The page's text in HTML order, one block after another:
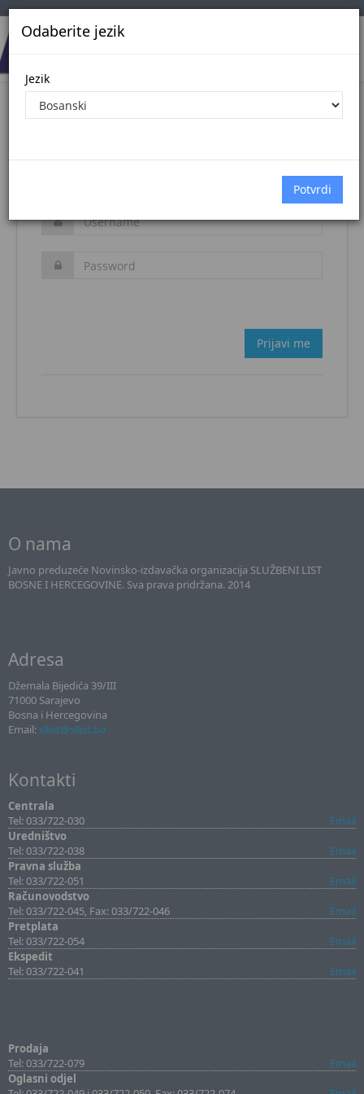
Odaberite jezik
Jezik
Login
Prijavi me
O nama
Javno preduzeće Novinsko-izdavačka organizacija SLUŽBENI LIST
BOSNE I HERCEGOVINE. Sva prava pridržana. 2014
Adresa
Džemala Bijedića 39/III
71000 Sarajevo
Bosna i Hercegovina
Email: sllist@sllist.ba
Kontakti
Centrala
Tel: 033/722-030
Email
Uredništvo
Tel: 033/722-038
Email
Pravna služba
Tel: 033/722-051
Email
Računovodstvo
Tel: 033/722-045, Fax: 033/722-046
Email
Pretplata
Tel: 033/722-054
Email
Ekspedit
Tel: 033/722-041
Email
Prodaja
Tel: 033/722-079
Email
Oglasni odjel